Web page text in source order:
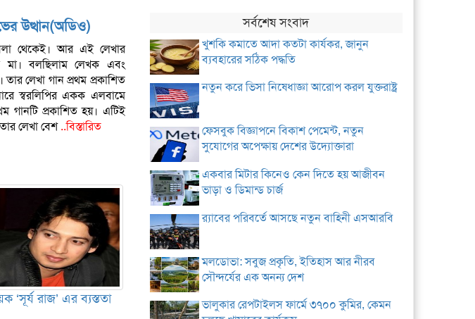
উত্থান(অডিও)
থেকেই। আর এই লেখার
মা। বলছিলাম লেখক এবং
লেখা গান প্রথম প্রকাশিত
স্বরলিপির একক এলবামে
গানটি প্রকাশিত হয়। এটিই
লেখা বেশ..বিস্তারিত
‘সূর্য রাজ’ এর ব্যস্ততা
সর্বশেষ সংবাদ
খুশকি কমাতে আদা কতটা কার্যকর, জানুন
ব্যবহারের সঠিক পদ্ধতি
নতুন করে ভিসা নিষেধাজ্ঞা আরোপ করল যুক্তরাষ্ট্র
ফেসবুক বিজ্ঞাপনে বিকাশ পেমেন্ট, নতুন
সুযোগের অপেক্ষায় দেশের উদ্যোক্তারা
একবার মিটার কিনেও কেন দিতে হয় আজীবন
ভাড়া ও ডিমান্ড চার্জ
র‌্যাবের পরিবর্তে আসছে নতুন বাহিনী এসআরবি
মলডোভা: সবুজ প্রকৃতি, ইতিহাস আর নীরব
সৌন্দর্যের এক অনন্য দেশ
ভালুকার রেপটাইলস ফার্মে ৩৭০০ কুমির, কেমন